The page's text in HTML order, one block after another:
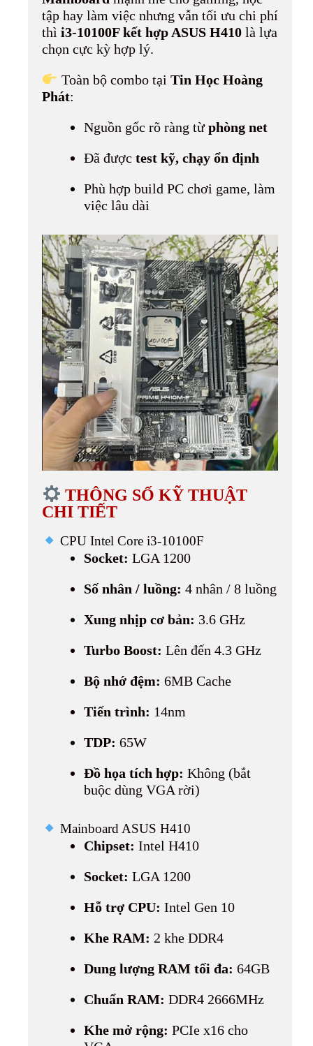
tập hay làm việc nhưng vẫn tối ưu chi phí
thì i3-10100F kết hợp ASUS H410 là lựa
chọn cực kỳ hợp lý.
Toàn bộ combo tại Tin Học Hoàng
Phát:
Nguồn gốc rõ ràng từphòng net
Đã được test kỹ, chạy ổn định
Phù hợp build PC chơi game, làm
việc lâu dài
THÔNG SỐ KỸ THUẬT
CHI TIẾT
CPU Intel Core i3-10100F
Socket: LGA 1200
Số nhân / luồng: 4 nhân / 8 luồng
Xung nhịp cơ bản: 3.6 GHz
Turbo Boost: Lên đến 4.3 GHz
Bộ nhớ đệm: 6MB Cache
Tiến trình: 14nm
TDP: 65W
Đồ họa tích hợp: Không (bắt
buộc dùng VGA rời)
Mainboard ASUS H410
Chipset: Intel H410
Socket: LGA 1200
Hỗ trợ CPU: Intel Gen 10
Khe RAM: 2 khe DDR4
Dung lượng RAM tối đa: 64GB
Chuẩn RAM: DDR4 2666MHz
Khe mở rộng: PCIe x16 cho